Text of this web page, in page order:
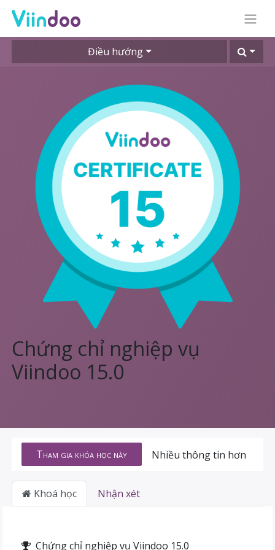
Điều hướng
Chứng chỉ nghiệp vụ
Viindoo 15.0
Tham gia khóa học này Nhiều thông tin hơn
Khoá học Nhận xét
Chứng chỉ nghiệp vụ Viindoo 15.0